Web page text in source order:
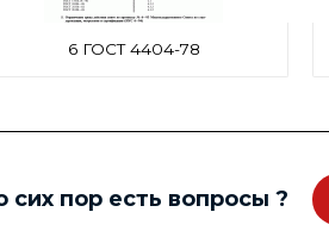
6 ГОСТ 4404-78
сих пор есть вопросы ?